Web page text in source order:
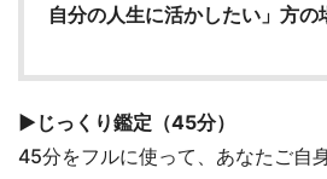
自分の人生に活かしたい」方の
▶じっくり鑑定（45分）
45分をフルに使って、あなたご自